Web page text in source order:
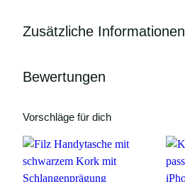
r
M
g
e
Zusätzliche Informationen
Bewertungen
Vorschläge für dich